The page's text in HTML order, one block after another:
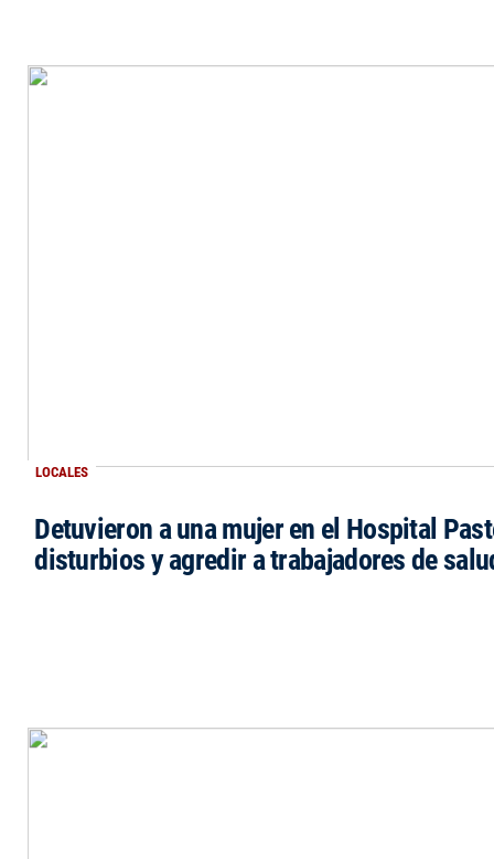
LOCALES
Detuvieron a una mujer en el Hospital
disturbios y agredir a trabajadores de